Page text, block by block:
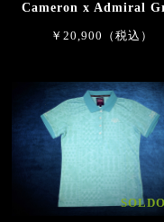
Cameron x Admiral
￥20,900（税込）